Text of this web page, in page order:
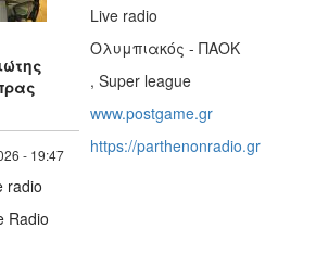
- 19:47
radio
Radio
Live radio
Ολυμπιακός - ΠΑΟΚ
, Super league
www.postgame.gr
https://parthenonradio.gr